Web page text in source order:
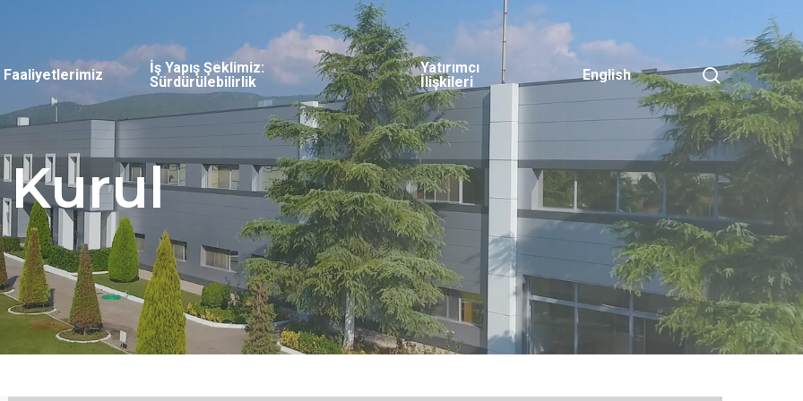
Faaliyetlerimiz
İş Yapış Şeklimiz:
Sürdürülebilirlik
Yatırımcı
İlişkileri
English search
Kurul